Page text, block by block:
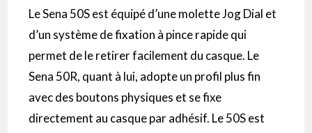
Le Sena 50S est équipé d’une molette Jog Dial et
d’un système de fixation à pince rapide qui
permet de le retirer facilement du casque. Le
Sena 50R, quant à lui, adopte un profil plus fin
avec des boutons physiques et se fixe
directement au casque par adhésif. Le 50S est